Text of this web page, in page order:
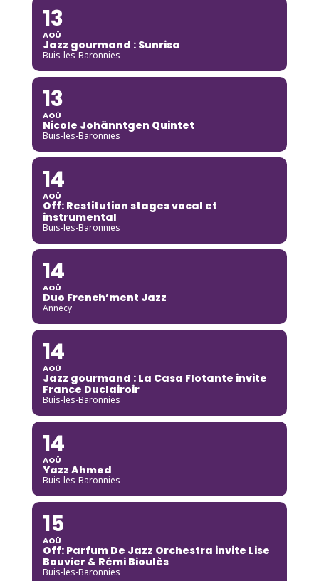
13
AOÛ
Jazz gourmand : Sunrisa
Buis-les-Baronnies
13
AOÛ
Nicole Johänntgen Quintet
Buis-les-Baronnies
14
AOÛ
Off: Restitution stages vocal et
instrumental
Buis-les-Baronnies
14
AOÛ
Duo French’ment Jazz
Annecy
14
AOÛ
Jazz gourmand : La Casa Flotante invite
France Duclairoir
Buis-les-Baronnies
14
AOÛ
Yazz Ahmed
Buis-les-Baronnies
15
AOÛ
Off: Parfum De Jazz Orchestra invite Lise
Bouvier & Rémi Bioulès
Buis-les-Baronnies